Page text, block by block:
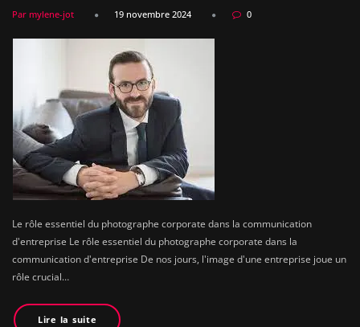
Par mylene-jot 19 novembre 2024 0
Le rôle essentiel du photographe corporate dans la communication
d'entreprise Le rôle essentiel du photographe corporate dans la
communication d'entreprise De nos jours, l'image d'une entreprise joue un
rôle crucial…
Lire la suite